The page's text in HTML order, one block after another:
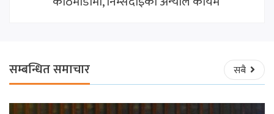
सम्बन्धित समाचार सबै